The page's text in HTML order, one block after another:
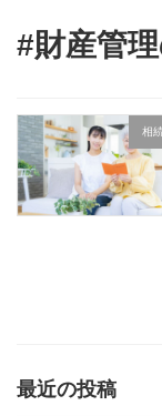
#財産管
相
最近の投稿